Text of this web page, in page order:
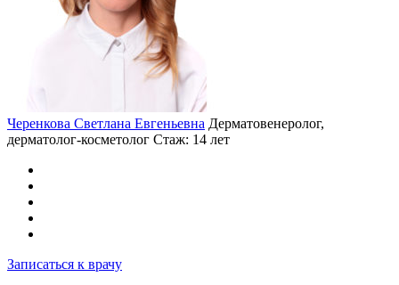
Черенкова Светлана Евгеньевна Дерматовенеролог,
дерматолог-косметолог Стаж: 14 лет
Записаться к врачу